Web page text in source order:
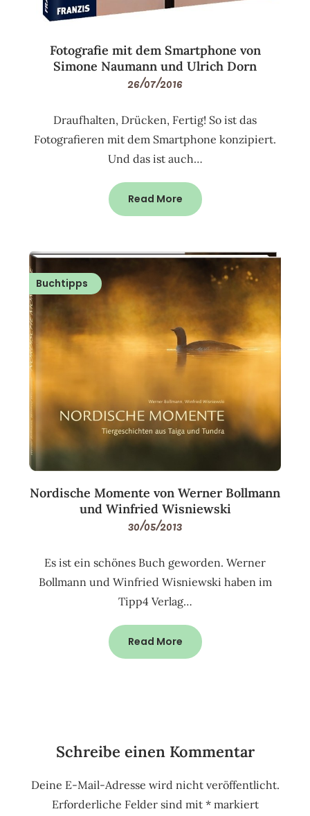
Fotografie mit dem Smartphone von
Simone Naumann und Ulrich Dorn
26/07/2016
Draufhalten, Drücken, Fertig! So ist das
Fotografieren mit dem Smartphone konzipiert.
Und das ist auch…
Read More
Buchtipps
Nordische Momente von Werner Bollmann
und Winfried Wisniewski
30/05/2013
Es ist ein schönes Buch geworden. Werner
Bollmann und Winfried Wisniewski haben im
Tipp4 Verlag…
Read More
Schreibe einen Kommentar
Deine E-Mail-Adresse wird nicht veröffentlicht.
Erforderliche Felder sind mit *markiert